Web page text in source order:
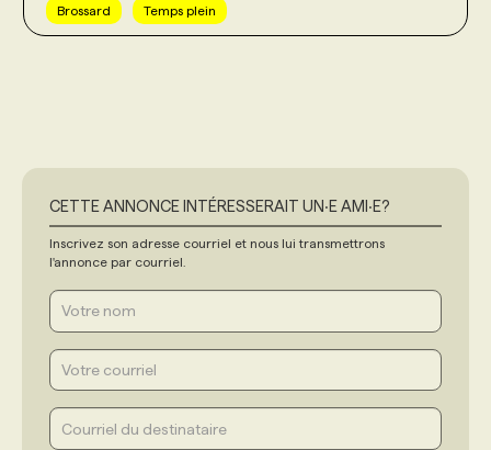
Brossard Temps plein
CETTE ANNONCE INTÉRESSERAIT UN‧E AMI‧E?
Inscrivez son adresse courriel et nous lui transmettrons
l'annonce par courriel.